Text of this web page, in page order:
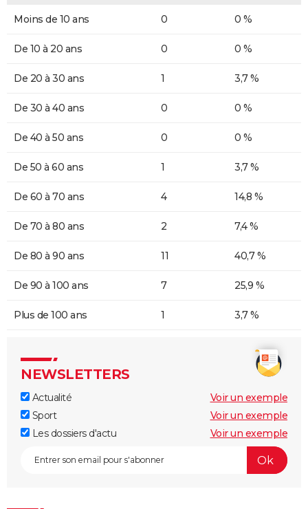
Moins de 10 ans 0 0 %
De 10 à 20 ans 0 0 %
De 20 à 30 ans 1 3,7 %
De 30 à 40 ans 0 0 %
De 40 à 50 ans 0 0 %
De 50 à 60 ans 1 3,7 %
De 60 à 70 ans 4 14,8 %
De 70 à 80 ans 2 7,4 %
De 80 à 90 ans 11 40,7 %
De 90 à 100 ans 7 25,9 %
Plus de 100 ans 1 3,7 %
NEWSLETTERS
Actualité
Voir un exemple
Sport
Voir un exemple
Les dossiers d'actu
Voir un exemple